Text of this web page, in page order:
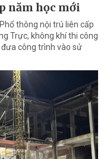
năm học mới
thông nội trú liên cấp
Trực, không khí thi công
công trình vào sử